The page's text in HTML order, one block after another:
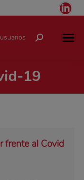
Buscar:
19
frente al Covid